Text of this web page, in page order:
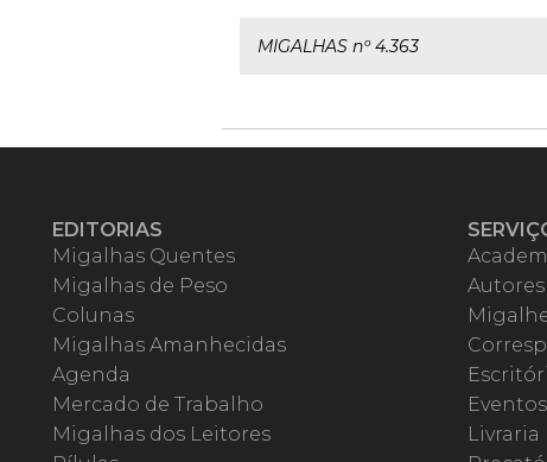
MIGALHAS nº 4.363
EDITORIAS
Migalhas Quentes
Migalhas de Peso
Colunas
Migalhas Amanhecidas
Agenda
Mercado de Trabalho
Migalhas dos Leitores
Autores
Livraria